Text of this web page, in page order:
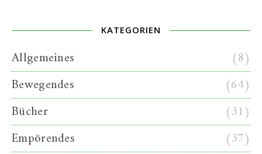
KATEGORIEN
Allgemeines
(8)
Bewegendes
(64)
Bücher
(31)
Empörendes
(37)